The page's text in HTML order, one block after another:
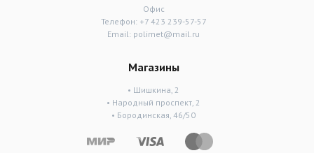
Офис
Телефон: +7 423 239-57-57
Email: polimet@mail.ru
Магазины
• Шишкина, 2
• Народный проспект, 2
• Бородинская, 46/50